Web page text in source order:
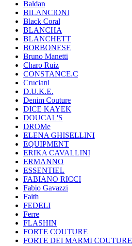
Baldan
BILANCIONI
Black Coral
BLANCHA
BLANCHETT
BORBONESE
Bruno Manetti
Charo Ruiz
CONSTANCE.C
Cruciani
D.U.K.E.
Denim Couture
DICE KAYEK
DOUCAL'S
DROMe
ELENA GHISELLINI
EQUIPMENT
ERIKA CAVALLINI
ERMANNO
ESSENTIEL
FABIANO RICCI
Fabio Gavazzi
Faith
FEDELI
Ferre
FLASHIN
FORTE COUTURE
FORTE DEI MARMI COUTURE